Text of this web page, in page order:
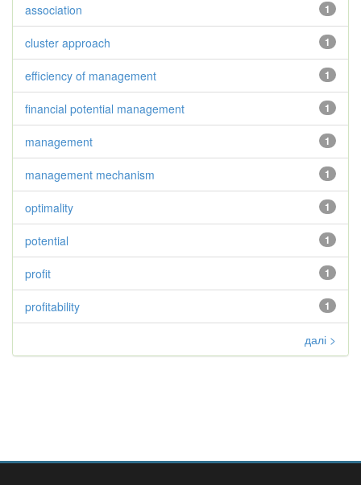
1
association
1
cluster approach
1
efficiency of management
1
financial potential management
1
management
1
management mechanism
1
optimality
1
potential
1
profit
1
profitability
далі >